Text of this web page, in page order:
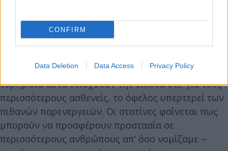
CONFIRM
Data Deletion Data Access Privacy Policy
μυϊκών προβλημάτων σε συγκεκριμένες ομάδες. Τα
περισσότερα από αυτά τα συμπτώματα είναι ήπια
κίνδυνος σοβαρών ηπατικών επιπλοκών. Τα
ευρήματα αυτά ενισχύουν την εικόνα ότι, για τους
περισσότερους ασθενείς, το όφελος υπερτερεί των
πιθανών παρενεργειών. Οι στατίνες φαίνεται πως
μπορούν να προσφέρουν προστασία σε
περισσότερους ανθρώπους απ’ όσο νομίζαμε –